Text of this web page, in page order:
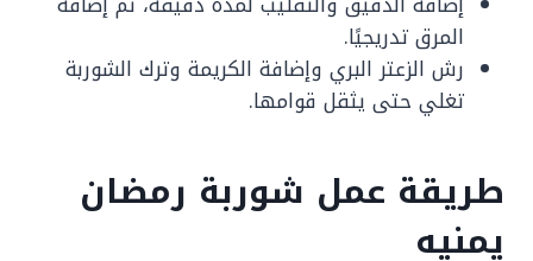
المرق تدريجيًا.
رش الزعتر البري وإضافة الكريمة وترك الشوربة
تغلي حتى يثقل قوامها.
طريقة عمل شوربة رمضان
يمنيه